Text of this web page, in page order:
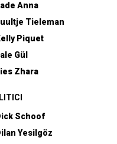
Anna
Tieleman
Piquet
Gül
Zhara
Schoof
Yesilgöz